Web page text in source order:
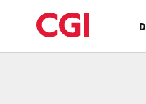
to